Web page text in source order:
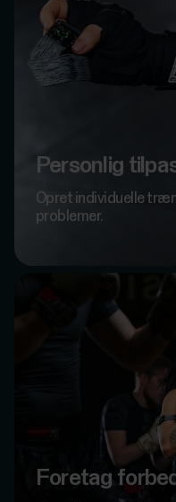
Personlig
Opret individuelle
problemer.
Foretag